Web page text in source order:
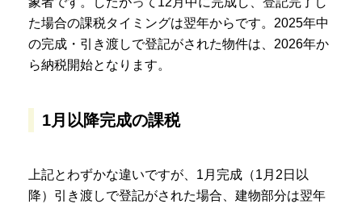
た場合の課税タイミングは翌年からです。2025年中
の完成・引き渡しで登記がされた物件は、2026年か
ら納税開始となります。
1月以降完成の課税
上記とわずかな違いですが、1月完成（1月2日以
降）引き渡しで登記がされた場合、建物部分は翌年